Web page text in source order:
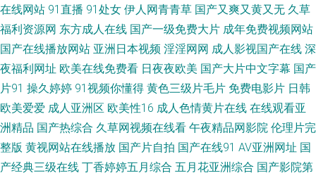
人区电影 91刺激 国产极品久久 欧美成人性交 色色影院1区2区 97超碰亚洲
妖毛片A片 午夜av无码 国产福利导航第 人人操超 91中日在线 先锋色资源 日
韩综合另类 91午夜影院 国产欧美撸日韩 欧美三级专区 午夜另类成人AV 91
宅男在线 久草亭亭 97资原总站 久草资源网站 3级片普通话免费 国产人妖另
在线网站 91直播 91处女 伊人网青青草 国产又爽又黄又无 久草
福利资源网 东方成人在线 国产一级免费大片 成年免费视频网站
国产在线播放网站 亚洲日本视频 淫淫网网 成人影视国产在线 深
夜福利网址 欧美在线免费看 日夜夜欧美 国产大片中文字幕 国产
片91 操久婷婷 91视频你懂得 黄色三级片毛片 免费电影片 日韩
欧美爱爱 成人亚洲区 欧美性16 成人色情黄片在线 在线观看亚
洲精品 国产热综合 久草网视频在线看 午夜精品网影院 伦理片完
整版 黄视网站在线播放 国产片自拍 国产在线91 AV亚洲网址 国
产经典三级在线 丁香婷婷五月综合 五月花亚洲综合 国产影院第